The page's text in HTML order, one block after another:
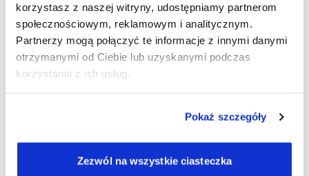
korzystasz z naszej witryny, udostępniamy partnerom
społecznościowym, reklamowym i analitycznym.
Partnerzy mogą połączyć te informacje z innymi danymi
otrzymanymi od Ciebie lub uzyskanymi podczas
korzystania z ich usług.
Pokaż szczegóły
Zezwól na wszystkie ciasteczka
Szczegóły tego rozwiązania znajdziesz w naszym
artykule pomocy:Synchronizacja z kalendarzem
Google.
Znacznik pierwszego spotkania
kalendarzu DobregoGabinetu. Dzięki temu łatwo
zidentyfikujesz, które spotkania są pierwszymi
wizytami pacjenta, co może być szczególnie